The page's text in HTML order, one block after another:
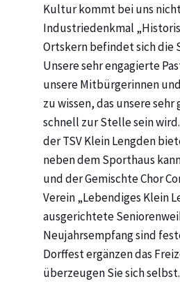
Kultur kommt bei uns
Industriedenkmal
Ortskern befindet sich die
Unsere sehr engagierte
unsere Mitbürgerinnen
zu wissen, das unsere
schnell zur Stelle sein
der TSV Klein Lengden
neben dem Sporthaus
und der Gemischte Chor
Verein „Lebendiges Klein
ausgerichtete
Neujahrsempfang sind
Dorffest ergänzen das
überzeugen Sie sich selbst.